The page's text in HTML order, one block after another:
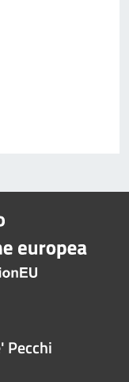
Pecchi